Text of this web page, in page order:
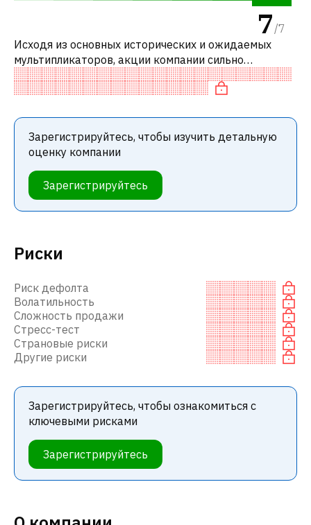
Риски
Риск дефолта
Волатильность
Сложность продажи
Стресс-тест
Страновые риски
Другие риски
Зарегистрируйтесь, чтобы ознакомиться с
ключевыми рисками
Зарегистрируйтесь
7/7
Исходя из основных исторических и ожидаемых
мультипликаторов, акции компании сильно
недооценены по сравнению с аналогичными
компаниями.
Зарегистрируйтесь, чтобы изучить детальную
оценку компании
Зарегистрируйтесь